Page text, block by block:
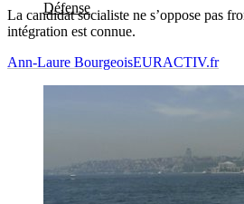
Défense
La candidat socialiste ne s’oppose pas
intégration est connue.
Ann-Laure BourgeoisEURACTIV.fr